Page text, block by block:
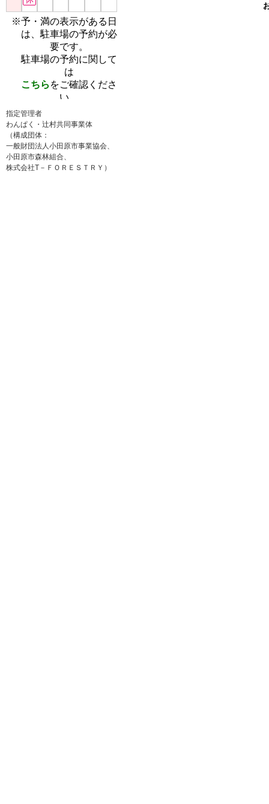
指定管理者
わんぱく・辻村共同事業体
（構成団体：
一般財団法人小田原市事業協会、
小田原市森林組合、
株式会社T－ＦＯＲＥＳＴＲＹ）